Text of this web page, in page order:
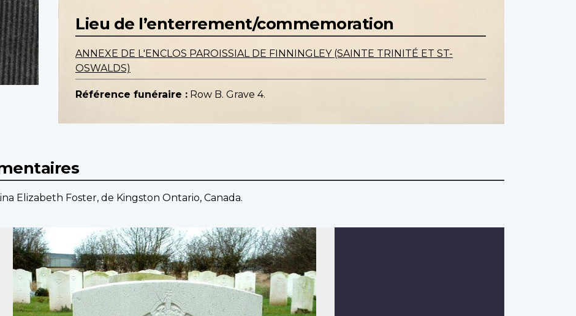
Lieu de l’enterrement/commemoration
ANNEXE DE L'ENCLOS PAROISSIAL DE FINNINGLEY (SAINTE TRINITÉ ET ST-
OSWALDS)
Référence funéraire : Row B. Grave 4.
Elizabeth Foster, de Kingston Ontario, Canada.